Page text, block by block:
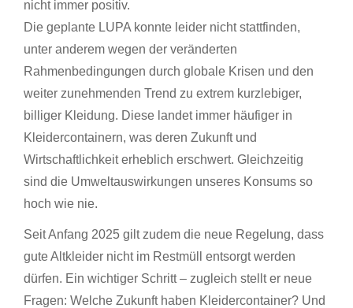
nicht immer positiv.
Die geplante LUPA konnte leider nicht stattfinden,
unter anderem wegen der veränderten
Rahmenbedingungen durch globale Krisen und den
weiter zunehmenden Trend zu extrem kurzlebiger,
billiger Kleidung. Diese landet immer häufiger in
Kleidercontainern, was deren Zukunft und
Wirtschaftlichkeit erheblich erschwert. Gleichzeitig
sind die Umweltauswirkungen unseres Konsums so
hoch wie nie.
Seit Anfang 2025 gilt zudem die neue Regelung, dass
gute Altkleider nicht im Restmüll entsorgt werden
dürfen. Ein wichtiger Schritt – zugleich stellt er neue
Fragen: Welche Zukunft haben Kleidercontainer? Und